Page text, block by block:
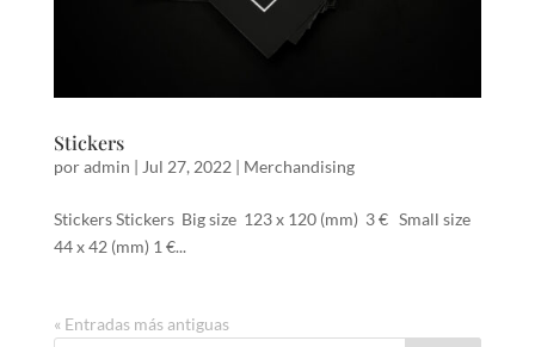
Stickers
poradmin | Jul 27, 2022 | Merchandising
Stickers Stickers Big size 123 x 120 (mm) 3 € Small size
44 x 42 (mm) 1 €...
« Entradas más antiguas